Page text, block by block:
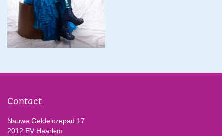
Contact
Nauwe Geldelozepad 17
2012 EV Haarlem